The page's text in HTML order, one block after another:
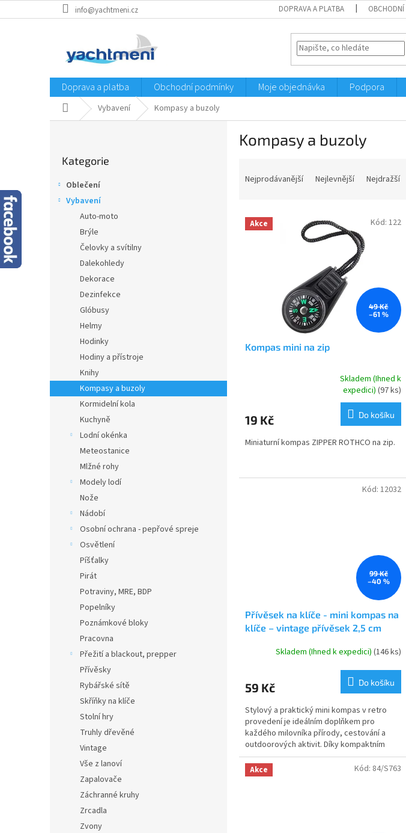
na
info@yachtmeni.cz DOPRAVA A PLATBA
Doprava a platba Obchodní podmínky Moje objednávka Podpora
Domů Vybavení Kompasy a buzoly
kategorie
Kategorie
Oblečení
Vybavení
Auto-moto
Brýle
Čelovky a svítilny
Dalekohledy
Dekorace
Dezinfekce
Glóbusy
Helmy
Hodinky
Hodiny a přístroje
Knihy
Kompasy a buzoly
Kormidelní kola
Kuchyně
Lodní okénka
Meteostanice
Mlžné rohy
Modely lodí
Nože
Nádobí
Osobní ochrana - pepřové spreje
Osvětlení
Píšťalky
Pirát
Potraviny, MRE, BDP
Popelníky
Poznámkové bloky
Pracovna
Přežití a blackout, prepper
Přívěsky
Rybářské sítě
Skříňky na klíče
Stolní hry
Truhly dřevěné
Vintage
Vše z lanoví
Zapalovače
Záchranné kruhy
Zrcadla
Zvony
Kompasy a buzoly
n
Nejprodávanější Nejlevnější Nejdražší
V Akce
49 Kč
–61 %
Kompas mini na zip
je
z
Skladem (Ihned k
expedici) (97 ks)
19 Kč Do košíku
Miniaturní kompas ZIPPER ROTHCO na zip.
Kód: 122
99 Kč
–40 %
Přívěsek na klíče - mini kompas na
klíče – vintage přívěsek 2,5 cm
Skladem (Ihned k expedici) (146 ks)
59 Kč Do košíku
Stylový a praktický mini kompas v retro
provedení je ideálním doplňkem pro
každého milovníka přírody, cestování a
outdoorových aktivit. Díky kompaktním
rozměrům jej snadno...
Kód: 12032
Akce Kód: 84/S763